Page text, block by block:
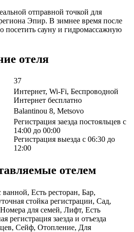
отправной точкой для
Эпир. В зимнее время после
посетить сауну и гидромассажную
отеля
37
Интернет, Wi-Fi, Беспроводной
Интернет бесплатно
Balantinou 8, Metsovo
Регистрация заезда постояльцев с
14:00 до 00:00
Регистрация выезда с 06:30 до
12:00
отелем
Есть ресторан, Бар,
стойка регистрации, Сад,
для семей, Лифт, Есть
регистрация заезда и отъезда
Сейф, Отопление, Для